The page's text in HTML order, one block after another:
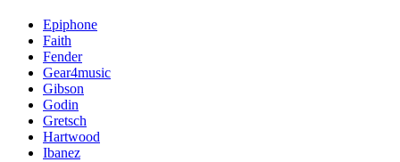
Epiphone
Faith
Fender
Gear4music
Gibson
Godin
Gretsch
Hartwood
Ibanez